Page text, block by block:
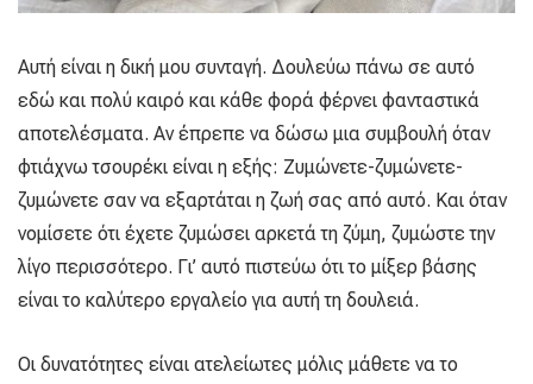
Αυτή είναι η δική μου συνταγή. Δουλεύω πάνω σε αυτό
εδώ και πολύ καιρό και κάθε φορά φέρνει φανταστικά
αποτελέσματα. Αν έπρεπε να δώσω μια συμβουλή όταν
φτιάχνω τσουρέκι είναι η εξής: Ζυμώνετε-ζυμώνετε-
ζυμώνετε σαν να εξαρτάται η ζωή σας από αυτό. Και όταν
νομίσετε ότι έχετε ζυμώσει αρκετά τη ζύμη, ζυμώστε την
λίγο περισσότερο. Γι’ αυτό πιστεύω ότι το μίξερ βάσης
είναι το καλύτερο εργαλείο για αυτή τη δουλειά.
Οι δυνατότητες είναι ατελείωτες μόλις μάθετε να το